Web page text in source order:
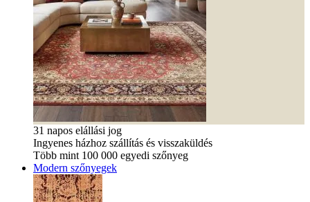
31 napos elállási jog
Ingyenes házhoz szállítás és visszaküldés
Több mint 100 000 egyedi szőnyeg
Modern szőnyegek